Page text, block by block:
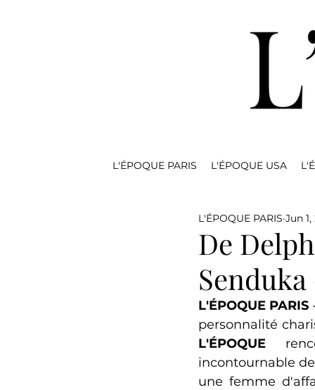
L'ÉPOQUE PARIS L'ÉPOQUE USA
De
L'ÉPOQUE PARIS Jun
L'ÉPOQUE PARIS
L'ÉPOQUE
incontournable
une femme